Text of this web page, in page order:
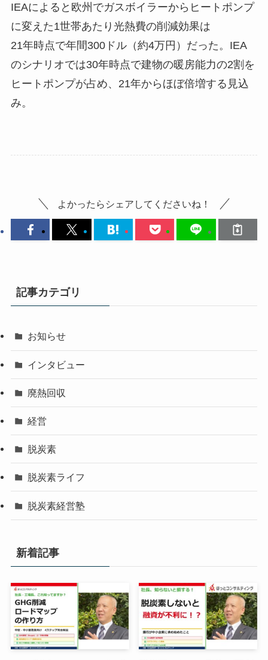
IEAによると欧州でガスボイラーからヒートポンプ
に変えた1世帯あたり光熱費の削減効果は
21年時点で年間300ドル（約4万円）だった。IEA
のシナリオでは30年時点で建物の暖房能力の2割を
ヒートポンプが占め、21年からほぼ倍増する見込
み。
よかったらシェアしてくださいね！
記事カテゴリ
お知らせ
インタビュー
廃熱回収
経営
脱炭素
脱炭素ライフ
脱炭素経営塾
新着記事